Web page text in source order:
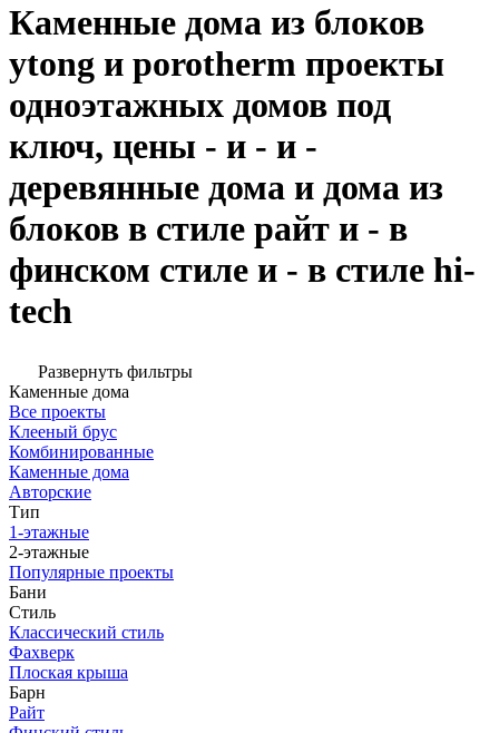
Каменные дома из блоков
ytong и porotherm проекты
одноэтажных домов под
ключ, цены - и - и -
деревянные дома и дома из
блоков в стиле райт и - в
финском стиле и - в стиле hi-
tech
Развернуть фильтры
Каменные дома
Все проекты
Клееный брус
Комбинированные
Каменные дома
Авторские
Тип
1-этажные
2-этажные
Популярные проекты
Бани
Стиль
Классический стиль
Фахверк
Плоская крыша
Барн
Райт